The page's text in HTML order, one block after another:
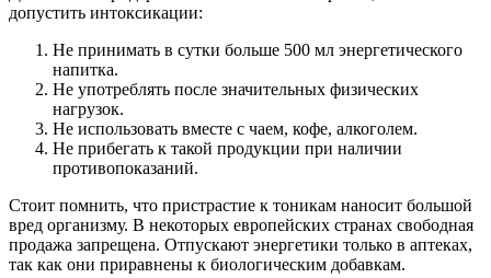
допустить интоксикации:
Не принимать в сутки больше 500 мл энергетического
напитка.
Не употреблять после значительных физических
нагрузок.
Не использовать вместе с чаем, кофе, алкоголем.
Не прибегать к такой продукции при наличии
противопоказаний.
Стоит помнить, что пристрастие к тоникам наносит большой
вред организму. В некоторых европейских странах свободная
продажа запрещена. Отпускают энергетики только в аптеках,
так как они приравнены к биологическим добавкам.